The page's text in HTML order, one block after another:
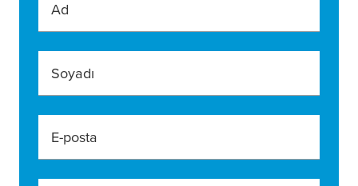
Ad
Soyadı
E-posta